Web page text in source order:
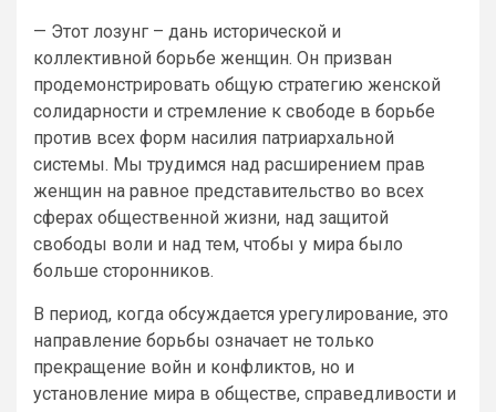
— Этот лозунг – дань исторической и
коллективной борьбе женщин. Он призван
продемонстрировать общую стратегию женской
солидарности и стремление к свободе в борьбе
против всех форм насилия патриархальной
системы. Мы трудимся над расширением прав
женщин на равное представительство во всех
сферах общественной жизни, над защитой
свободы воли и над тем, чтобы у мира было
больше сторонников.
В период, когда обсуждается урегулирование, это
направление борьбы означает не только
прекращение войн и конфликтов, но и
установление мира в обществе, справедливости и